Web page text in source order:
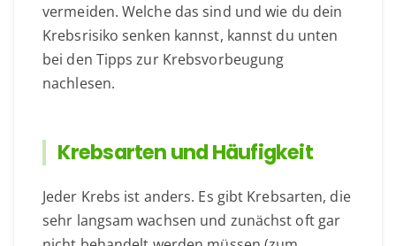
vermeiden. Welche das sind und wie du dein
Krebsrisiko senken kannst, kannst du unten
bei den Tipps zur Krebsvorbeugung
nachlesen.
Krebsarten und Häufigkeit
Jeder Krebs ist anders. Es gibt Krebsarten, die
sehr langsam wachsen und zunächst oft gar